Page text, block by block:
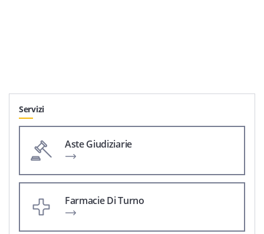
Servizi
Aste Giudiziarie
Farmacie Di Turno